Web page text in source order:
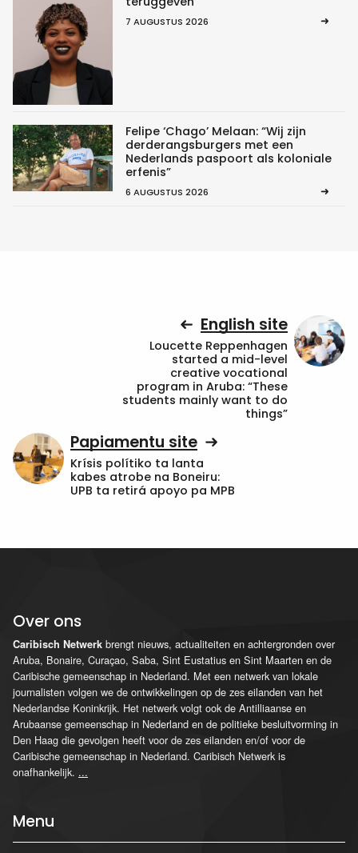
7 AUGUSTUS 2026
Felipe ‘Chago’ Melaan: “Wij zijn
derderangsburgers met een
Nederlands paspoort als koloniale
erfenis”
6 AUGUSTUS 2026
English site
Loucette Reppenhagen
started a mid-level
creative vocational
program in Aruba: “These
students mainly want to do
things”
Papiamentu site
Krísis polítiko ta lanta
kabes atrobe na Boneiru:
UPB ta retirá apoyo pa MPB
Over ons
Caribisch Netwerk brengt nieuws, actualiteiten en achtergronden over
Aruba, Bonaire, Curaçao, Saba, Sint Eustatius en Sint Maarten en de
Caribische gemeenschap in Nederland. Met een netwerk van lokale
journalisten volgen we de ontwikkelingen op de zes eilanden van het
Nederlandse Koninkrijk. Het netwerk volgt ook de Antilliaanse en
Arubaanse gemeenschap in Nederland en de politieke besluitvorming in
Den Haag die gevolgen heeft voor de zes eilanden en/of voor de
Caribische gemeenschap in Nederland. Caribisch Netwerk is
onafhankelijk. ...
Menu